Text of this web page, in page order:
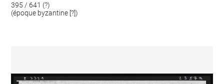
395 / 641 (?)
(époque byzantine [?])